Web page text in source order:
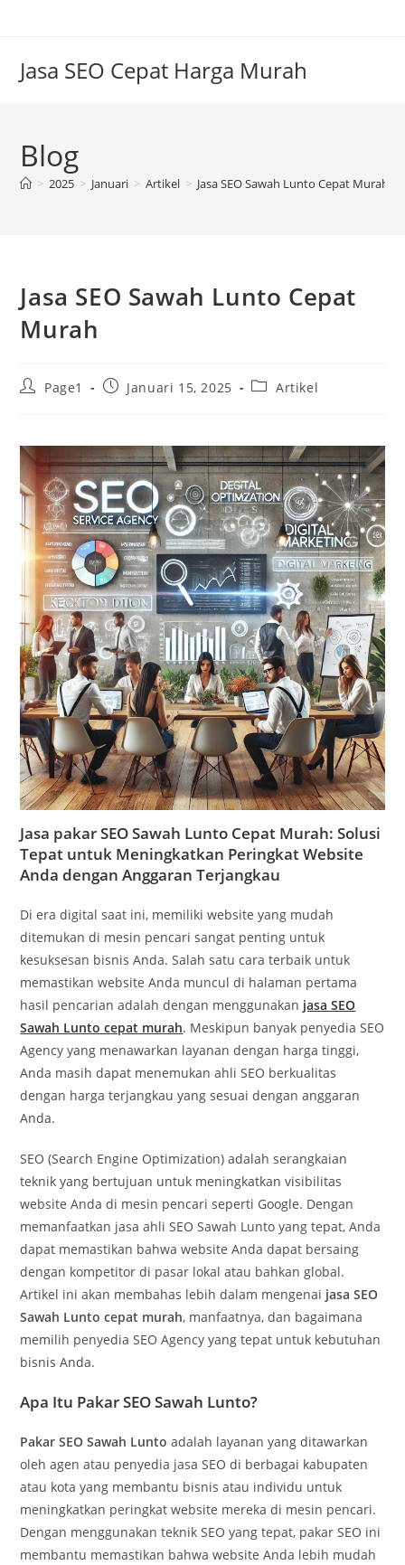
Jasa SEO Cepat Harga Murah
Blog
> 2025 > Januari > Artikel > Jasa SEO Sawah Lunto Cepat Murah
Jasa SEO Sawah Lunto Cepat
Murah
PostPage1
PostJanuari 15, 2025
PostArtikel
Jasa pakar SEO Sawah Lunto Cepat Murah: Solusi
Tepat untuk Meningkatkan Peringkat Website
Anda dengan Anggaran Terjangkau
Di era digital saat ini, memiliki website yang mudah
ditemukan di mesin pencari sangat penting untuk
kesuksesan bisnis Anda. Salah satu cara terbaik untuk
memastikan website Anda muncul di halaman pertama
hasil pencarian adalah dengan menggunakan jasa SEO
Sawah Lunto cepat murah. Meskipun banyak penyedia SEO
Agency yang menawarkan layanan dengan harga tinggi,
Anda masih dapat menemukan ahli SEO berkualitas
dengan harga terjangkau yang sesuai dengan anggaran
Anda.
SEO (Search Engine Optimization) adalah serangkaian
teknik yang bertujuan untuk meningkatkan visibilitas
website Anda di mesin pencari seperti Google. Dengan
memanfaatkan jasa ahli SEO Sawah Lunto yang tepat, Anda
dapat memastikan bahwa website Anda dapat bersaing
dengan kompetitor di pasar lokal atau bahkan global.
Artikel ini akan membahas lebih dalam mengenai jasa SEO
Sawah Lunto cepat murah, manfaatnya, dan bagaimana
memilih penyedia SEO Agency yang tepat untuk kebutuhan
bisnis Anda.
Apa Itu Pakar SEO Sawah Lunto?
Pakar SEO Sawah Lunto adalah layanan yang ditawarkan
oleh agen atau penyedia jasa SEO di berbagai kabupaten
atau kota yang membantu bisnis atau individu untuk
meningkatkan peringkat website mereka di mesin pencari.
Dengan menggunakan teknik SEO yang tepat, pakar SEO ini
membantu memastikan bahwa website Anda lebih mudah